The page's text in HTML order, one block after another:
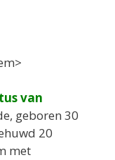
van
geboren 30
20
met